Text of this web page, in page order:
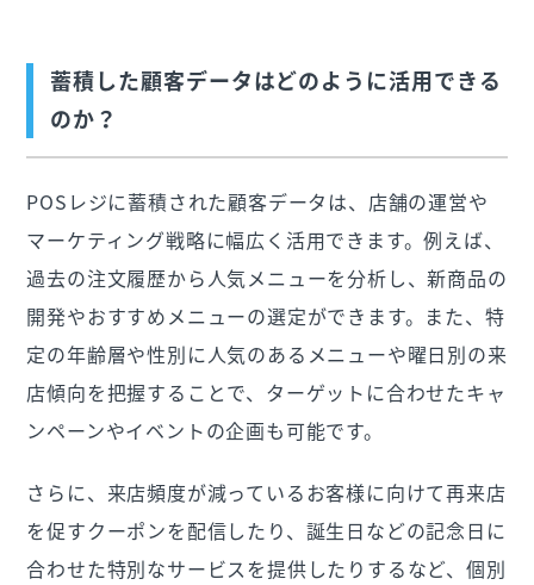
蓄積した顧客データはどのように活用できる
のか？
POSレジに蓄積された顧客データは、店舗の運営や
マーケティング戦略に幅広く活用できます。例えば、
過去の注文履歴から人気メニューを分析し、新商品の
開発やおすすめメニューの選定ができます。また、特
定の年齢層や性別に人気のあるメニューや曜日別の来
店傾向を把握することで、ターゲットに合わせたキャ
ンペーンやイベントの企画も可能です。
さらに、来店頻度が減っているお客様に向けて再来店
を促すクーポンを配信したり、誕生日などの記念日に
合わせた特別なサービスを提供したりするなど、個別